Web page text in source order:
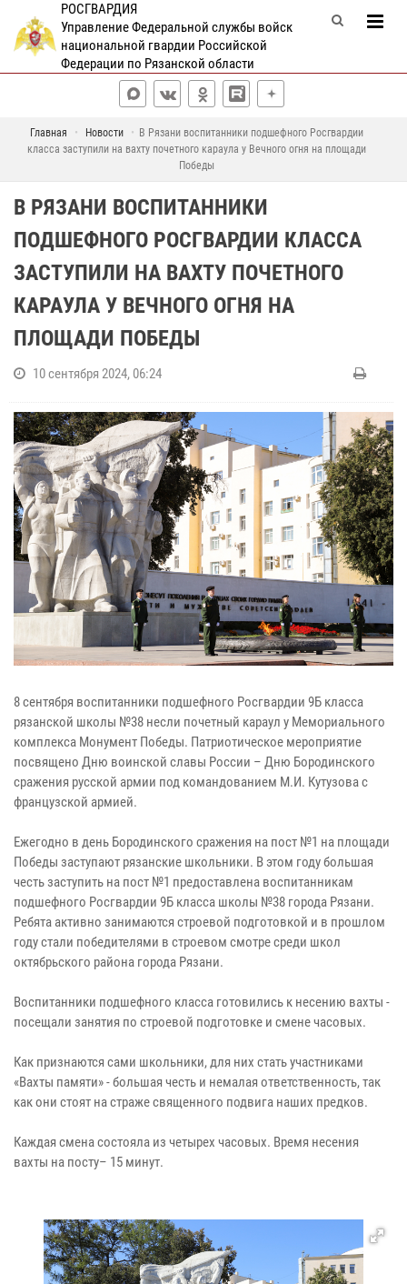
РОСГВАРДИЯ
Управление Федеральной службы войск
национальной гвардии Российской
Федерации по Рязанской области
Главная Новости
В Рязани воспитанники подшефного Росгвардии
класса заступили на вахту почетного караула у Вечного огня на площади
Победы
В РЯЗАНИ ВОСПИТАННИКИ
ПОДШЕФНОГО РОСГВАРДИИ КЛАССА
ЗАСТУПИЛИ НА ВАХТУ ПОЧЕТНОГО
КАРАУЛА У ВЕЧНОГО ОГНЯ НА
ПЛОЩАДИ ПОБЕДЫ
10 сентября 2024, 06:24
8 сентября воспитанники подшефного Росгвардии 9Б класса
рязанской школы №38 несли почетный караул у Мемориального
комплекса Монумент Победы. Патриотическое мероприятие
посвящено Дню воинской славы России – Дню Бородинского
сражения русской армии под командованием М.И. Кутузова с
французской армией.
Ежегодно в день Бородинского сражения на пост №1 на площади
Победы заступают рязанские школьники. В этом году большая
честь заступить на пост №1 предоставлена воспитанникам
подшефного Росгвардии 9Б класса школы №38 города Рязани.
Ребята активно занимаются строевой подготовкой и в прошлом
году стали победителями в строевом смотре среди школ
октябрьского района города Рязани.
Воспитанники подшефного класса готовились к несению вахты -
посещали занятия по строевой подготовке и смене часовых.
Как признаются сами школьники, для них стать участниками
«Вахты памяти» - большая честь и немалая ответственность, так
как они стоят на страже священного подвига наших предков.
Каждая смена состояла из четырех часовых. Время несения
вахты на посту– 15 минут.